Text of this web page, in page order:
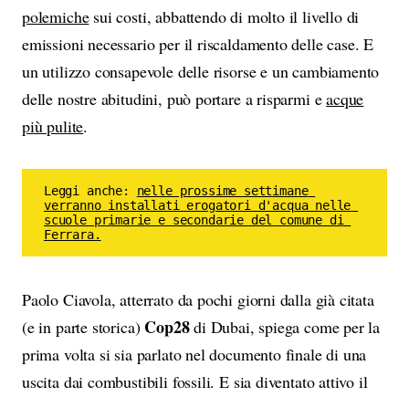
polemichesui costi, abbattendo di molto il livello di
emissioni necessario per il riscaldamento delle case. E
un utilizzo consapevole delle risorse e un cambiamento
delle nostre abitudini, può portare a risparmi eacque
più pulite.
Leggi anche: nelle prossime settimane
verranno installati erogatori d'acqua nelle
scuole primarie e secondarie del comune di
Ferrara.
Paolo Ciavola, atterrato da pochi giorni dalla già citata
(e in parte storica) Cop28di Dubai, spiega come per la
prima volta si sia parlato nel documento finale di una
uscita dai combustibili fossili. E sia diventato attivo il